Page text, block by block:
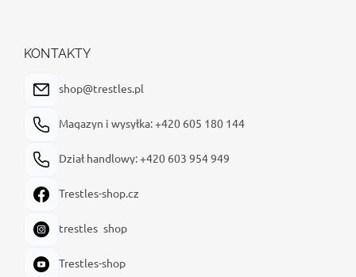
KONTAKTY
shop@trestles.pl
Magazyn i wysyłka: +420 605 180 144
Dział handlowy: +420 603 954 949
Trestles-shop.cz
trestles_shop
Trestles-shop